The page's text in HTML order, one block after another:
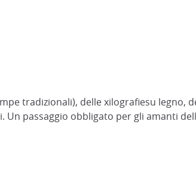
tradizionali), delle xilografiesu legno,
passaggio obbligato per gli amanti